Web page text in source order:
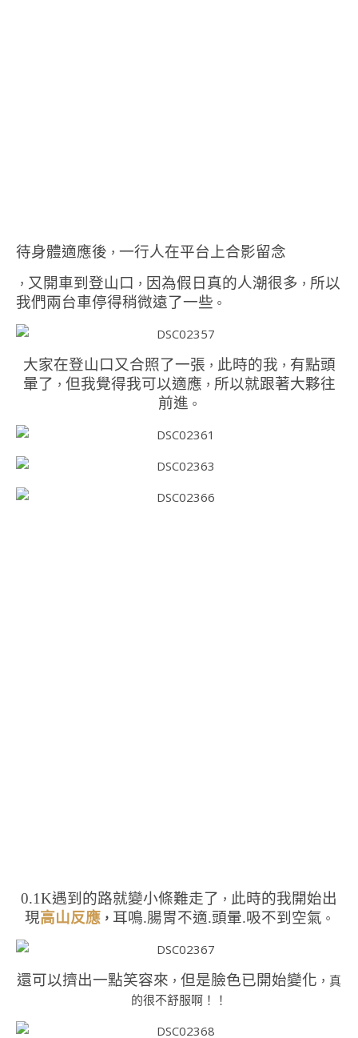
待身體適應後 ， 一行人在平台上合影留念
， 又開車到登山口 ， 因為假日真的人潮很多 ， 所以
我們兩台車停得稍微遠了一些 。
大家在登山口又合照了一張 ， 此時的我 ， 有點頭
暈了 ， 但我覺得我可以適應 ， 所以就跟著大夥往
前進 。
0.1K遇到的路就變小條難走了 ， 此時的我開始出
現高山反應， 耳鳴.腸胃不適.頭暈.吸不到空氣 。
還可以擠出一點笑容來 ， 但是臉色已開始變化 ，真
的很不舒服啊！！